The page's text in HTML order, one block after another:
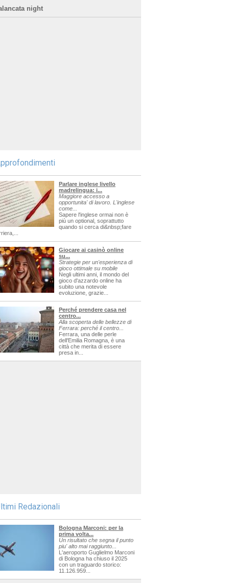
night
Parlare inglese livello
madrelingua: i...
Maggiore accesso a
opportunita' di lavoro. L'inglese
come...
Sapere l'inglese ormai non è
più un optional, soprattutto
quando si cerca di&nbsp;fare
Giocare ai casinò online
su...
Strategie per un'esperienza di
gioco ottimale su mobile
Negli ultimi anni, il mondo del
gioco d'azzardo online ha
subito una notevole
evoluzione, grazie...
Perché prendere casa nel
centro...
Alla scoperta delle bellezze di
Ferrara: perché il centro...
Ferrara, una delle perle
dell'Emilia Romagna, è una
città che merita di essere
presa in...
Redazionali
Bologna Marconi: per la
prima volta...
Un risultato che segna il punto
piu' alto mai raggiunto...
L'aeroporto Guglielmo Marconi
di Bologna ha chiuso il 2025
con un traguardo storico:
11.126.959...